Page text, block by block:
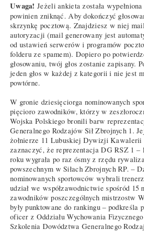
Uwaga! Jeżeli ankieta została
powinien zniknąć. Aby dokończyć
skrzynkę pocztową. Znajdziesz w niej
autoryzacji (mail generowany jest
od ustawień serwerów i programów
folderu ze spamem). Dopiero po
głosowaniu, twój głos zostanie zapisany.
jeden głos w każdej z kategorii i nie jest
powtórne.
W gronie dziesięciorga nominowanych
pięcioro zawodników, którzy w
Wojska Polskiego bronili barw
Generalnego Rodzajów Sił Zbrojnych 1.
żołnierze 11 Lubuskiej Dywizji Kawalerii
zaznaczyć, że reprezentacja DG RSZ 1 –
roku wygrała po raz ósmy z rzędu
powszechnym w Siłach Zbrojnych RP. –
nominowanych sportowców wybrali
udział we współzawodnictwie spośród 15
zawodników poszczególnych mistrzostw
były punktowane do rankingu – podkreśla
oficer z Oddziału Wychowania
Szkolenia Dowództwa Generalnego